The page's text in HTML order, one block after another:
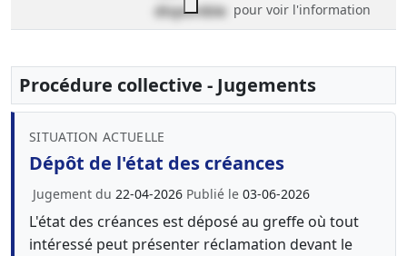
disponible pour voir l'information
Procédure collective - Jugements
SITUATION ACTUELLE
Dépôt de l'état des créances
Jugement du 22-04-2026 Publié le 03-06-2026
L'état des créances est déposé au greffe où tout
intéressé peut présenter réclamation devant le